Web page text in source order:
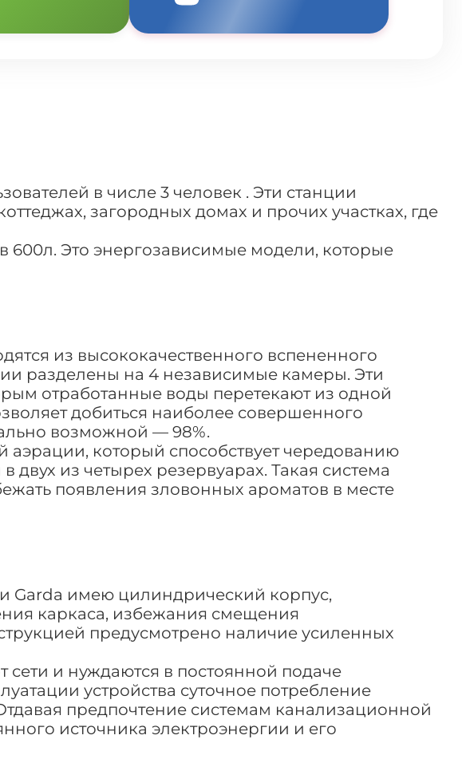
в числе 3 человек . Эти станции
загородных домах и прочих участках, где
600л. Это энергозависимые модели, которые
из высококачественного вспененного
разделены на 4 независимые камеры. Эти
отработанные воды перетекают из одной
добиться наиболее совершенного
возможной — 98%.
аэрации, который способствует чередованию
из четырех резервуарах. Такая система
появления зловонных ароматов в месте
Garda имею цилиндрический корпус,
каркаса, избежания смещения
предусмотрено наличие усиленных
сети и нуждаются в постоянной подаче
устройства суточное потребление
предпочтение системам канализационной
источника электроэнергии и его